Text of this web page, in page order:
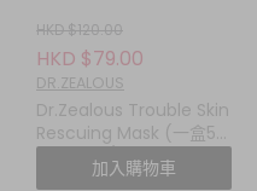
HKD $120.00
HKD $79.00
DR.ZEALOUS
Dr.Zealous Trouble Skin
Rescuing Mask (一盒5
塊，$140/2盒)
加入購物車